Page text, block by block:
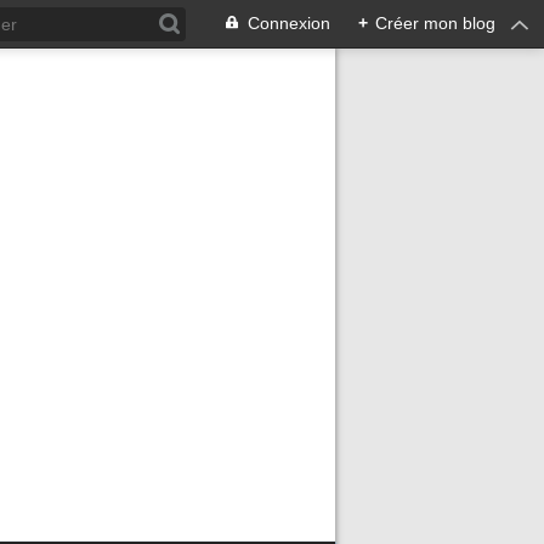
Connexion + Créer mon blog